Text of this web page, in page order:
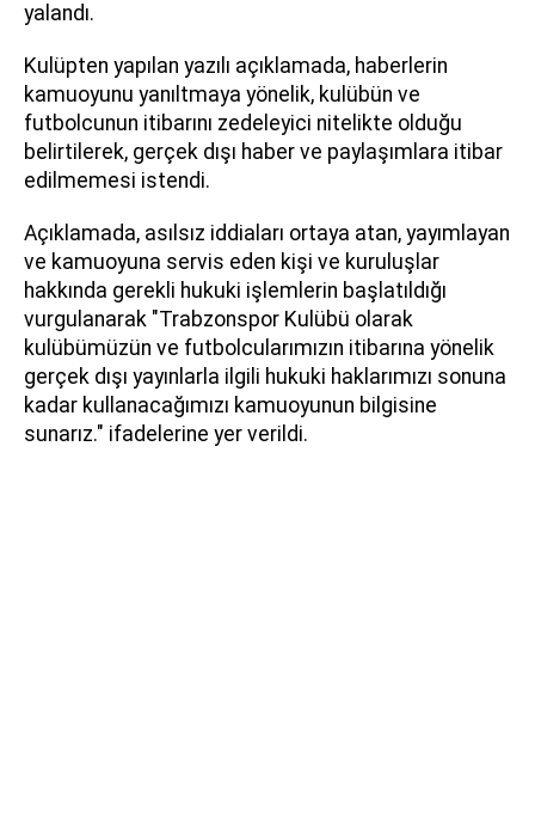
yalandı.
Kulüpten yapılan yazılı açıklamada, haberlerin
kamuoyunu yanıltmaya yönelik, kulübün ve
futbolcunun itibarını zedeleyici nitelikte olduğu
belirtilerek, gerçek dışı haber ve paylaşımlara itibar
edilmemesi istendi.
Açıklamada, asılsız iddiaları ortaya atan, yayımlayan
ve kamuoyuna servis eden kişi ve kuruluşlar
hakkında gerekli hukuki işlemlerin başlatıldığı
vurgulanarak "Trabzonspor Kulübü olarak
kulübümüzün ve futbolcularımızın itibarına yönelik
gerçek dışı yayınlarla ilgili hukuki haklarımızı sonuna
kadar kullanacağımızı kamuoyunun bilgisine
sunarız." ifadelerine yer verildi.